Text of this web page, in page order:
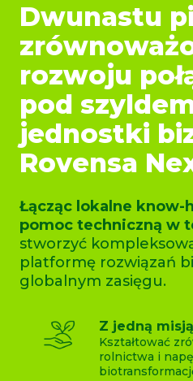
Dwunastu
rozwoju
pod
jednostki
Rovensa
Łącząc lokalne know-
pomoc techniczną w
stworzyć
platformę rozwiązań
globalnym zasięgu.
Z jedną
Kształtować
rolnictwa i